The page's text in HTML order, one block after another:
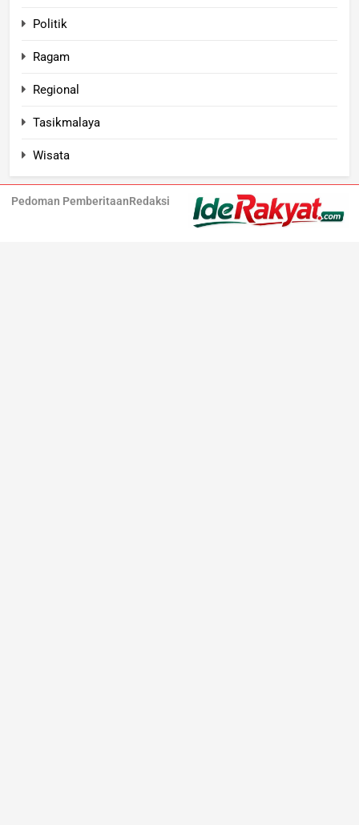
Politik
Ragam
Regional
Tasikmalaya
Wisata
Pedoman PemberitaanRedaksi